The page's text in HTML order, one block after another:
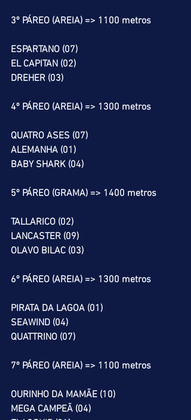
3º PÁREO (AREIA) => 1100 metros
ESPARTANO (07)
EL CAPITAN (02)
DREHER (03)
4º PÁREO (AREIA) => 1300 metros
QUATRO ASES (07)
ALEMANHA (01)
BABY SHARK (04)
5º PÁREO (GRAMA) => 1400 metros
TALLARICO (02)
LANCASTER (09)
OLAVO BILAC (03)
6º PÁREO (AREIA) => 1300 metros
PIRATA DA LAGOA (01)
SEAWIND (04)
QUATTRINO (07)
7º PÁREO (AREIA) => 1100 metros
OURINHO DA MAMÃE (10)
MEGA CAMPEÃ (04)